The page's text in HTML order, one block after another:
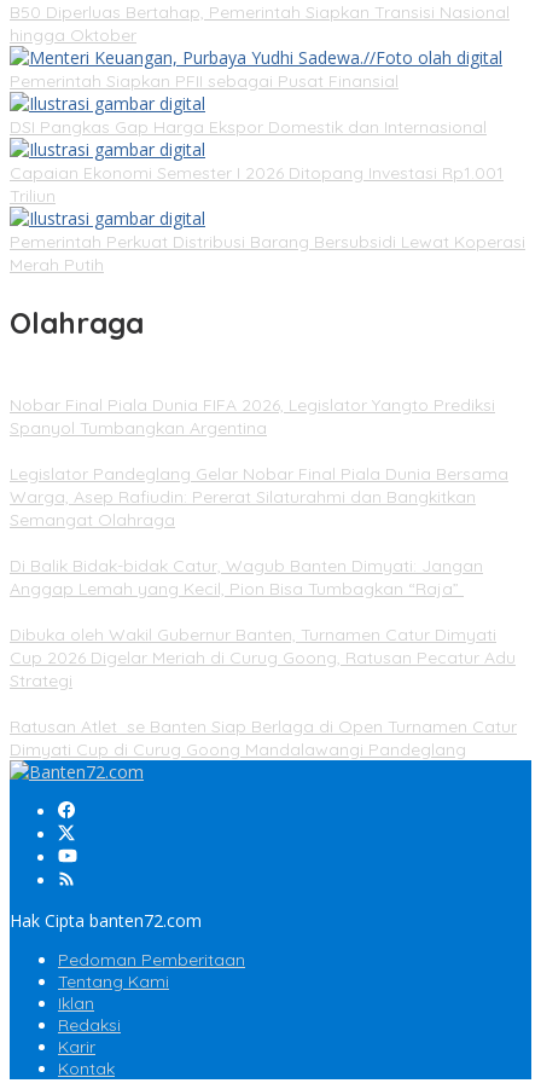
B50 Diperluas Bertahap, Pemerintah Siapkan Transisi Nasional
hingga Oktober
Pemerintah Siapkan PFII sebagai Pusat Finansial
DSI Pangkas Gap Harga Ekspor Domestik dan Internasional
Capaian Ekonomi Semester I 2026 Ditopang Investasi Rp1.001
Triliun
Pemerintah Perkuat Distribusi Barang Bersubsidi Lewat Koperasi
Merah Putih
Olahraga
Nobar Final Piala Dunia FIFA 2026, Legislator Yangto Prediksi
Spanyol Tumbangkan Argentina
Legislator Pandeglang Gelar Nobar Final Piala Dunia Bersama
Warga, Asep Rafiudin: Pererat Silaturahmi dan Bangkitkan
Semangat Olahraga
Di Balik Bidak-bidak Catur, Wagub Banten Dimyati: Jangan
Anggap Lemah yang Kecil, Pion Bisa Tumbagkan “Raja”
Dibuka oleh Wakil Gubernur Banten, Turnamen Catur Dimyati
Cup 2026 Digelar Meriah di Curug Goong, Ratusan Pecatur Adu
Strategi
Ratusan Atlet se Banten Siap Berlaga di Open Turnamen Catur
Dimyati Cup di Curug Goong Mandalawangi Pandeglang
Hak Cipta banten72.com
Pedoman Pemberitaan
Tentang Kami
Iklan
Redaksi
Karir
Kontak